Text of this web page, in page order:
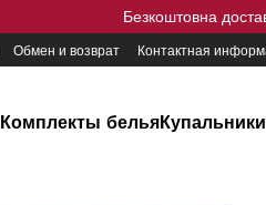
Безкоштовна
Обмен и возврат Контактная
Комплекты бельяКупальники